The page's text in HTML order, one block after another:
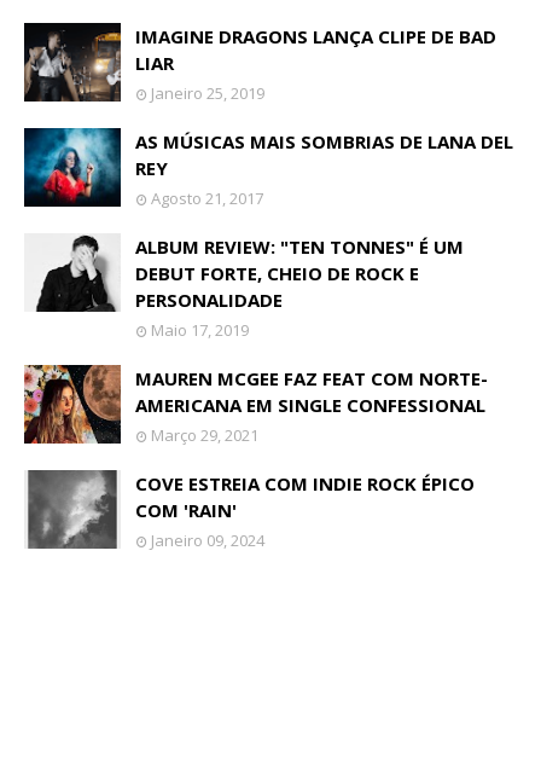
IMAGINE DRAGONS LANÇA CLIPE DE BAD
LIAR
Janeiro 25, 2019
AS MÚSICAS MAIS SOMBRIAS DE LANA DEL
REY
Agosto 21, 2017
ALBUM REVIEW: "TEN TONNES" É UM
DEBUT FORTE, CHEIO DE ROCK E
PERSONALIDADE
Maio 17, 2019
MAUREN MCGEE FAZ FEAT COM NORTE-
AMERICANA EM SINGLE CONFESSIONAL
Março 29, 2021
COVE ESTREIA COM INDIE ROCK ÉPICO
COM 'RAIN'
Janeiro 09, 2024